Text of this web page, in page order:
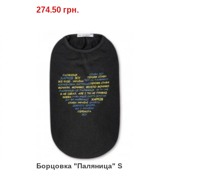
274.50 грн.
Борцовка "Паляница" S